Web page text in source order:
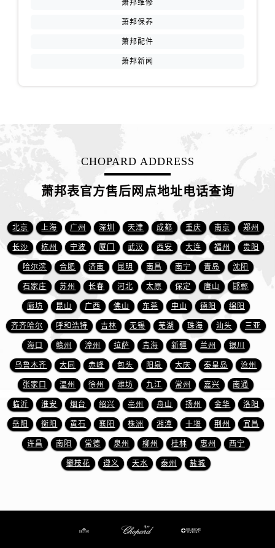
江西省吉安市吉州区井冈山大道萧邦售后服务中心（需提前预约）
江西省景德镇市珠山区珠山中路萧邦售后服务中心（需提前预约）
江西省九江市浔阳区浔阳路萧邦售后服务中心（需提前预约）
江西省南昌市红谷滩新区红谷中大道998号绿地双子塔（中央广场）A1座办公楼14层1407室萧邦售后服务中心（需提前预约）
江西省萍乡市安源区萍安北大道与康庄路交叉口萧邦售后服务中心（需提前预约）
江西省上饶市信州区滨江西路萧邦售后服务中心（需提前预约）
江西省新余市渝水区北湖西路萧邦售后服务中心（需提前预约）
江西省宜春市袁州区中山中路萧邦售后服务中心（需提前预约）
江西省鹰潭市月湖区胜利东路萧邦售后服务中心（需提前预约）
山东省德州市德城区东风中路萧邦售后服务中心（需提前预约）
山东省东营市东营区济南路萧邦售后服务中心（需提前预约）
山东省济南市历下区经十路11111号华润中心写字楼（万象城）15层1508室萧邦售后服务中心（需提前预约）
山东省济宁市任城区太白楼路萧邦售后服务中心（需提前预约）
山东省莱芜市文化南路8号银座商城名表维修一楼名表维修萧邦售后服务中心（需提前预约）
萧邦维修
萧邦保养
萧邦配件
萧邦新闻
CHOPARD ADDRESS
萧邦表官方售后网点地址电话查询
北京 上海 广州 深圳 天津 成都 重庆 南京 郑州
长沙 杭州 宁波 厦门 武汉 西安 大连 福州 贵阳
哈尔滨 合肥 济南 昆明 南昌 南宁 青岛 沈阳
石家庄 苏州 长春 河北 太原 保定 唐山 邯郸
廊坊 昆山 广西 佛山 东莞 中山 德阳 绵阳
齐齐哈尔 呼和浩特 吉林 无锡 芜湖 珠海 汕头 三亚
海口 赣州 漳州 拉萨 青海 新疆 兰州 银川
乌鲁木齐 大同 赤峰 包头 阳泉 大庆 秦皇岛 沧州
张家口 温州 徐州 潍坊 九江 常州 嘉兴 南通
临沂 淮安 烟台 绍兴 亳州 舟山 扬州 金华 洛阳
岳阳 衡阳 黄石 襄阳 株洲 湘潭 十堰 荆州 宜昌
许昌 南阳 常德 泉州 柳州 桂林 惠州 西宁
攀枝花 遵义 天水 泰州 盐城